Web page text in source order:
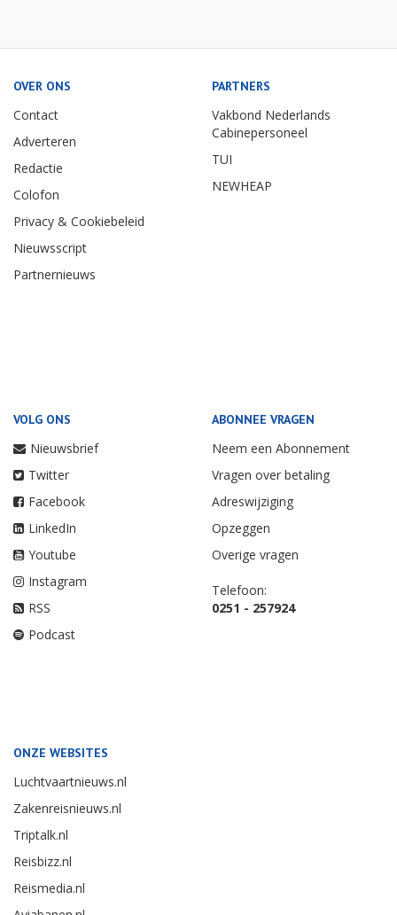
OVER ONS
Contact
Adverteren
Redactie
Colofon
Privacy & Cookiebeleid
Nieuwsscript
Partnernieuws
PARTNERS
Vakbond Nederlands
Cabinepersoneel
TUI
NEWHEAP
VOLG ONS
Nieuwsbrief
Twitter
Facebook
LinkedIn
Youtube
Instagram
RSS
Podcast
ABONNEE VRAGEN
Neem een Abonnement
Vragen over betaling
Adreswijziging
Opzeggen
Overige vragen
Telefoon:
0251 - 257924
ONZE WEBSITES
Luchtvaartnieuws.nl
Zakenreisnieuws.nl
Triptalk.nl
Reisbizz.nl
Reismedia.nl